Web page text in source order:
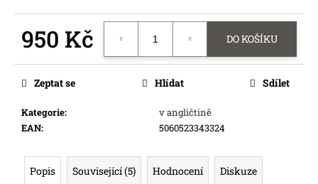
950 Kč DO KOŠÍKU
Kategorie:
v angličtině
EAN: 5060523343324
Zeptat se Hlídat Sdílet
Popis Související (5) Hodnocení Diskuze
u
e
m
08:
ASHES